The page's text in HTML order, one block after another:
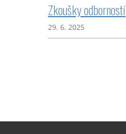
Zkoušky odborností
29. 6. 2025